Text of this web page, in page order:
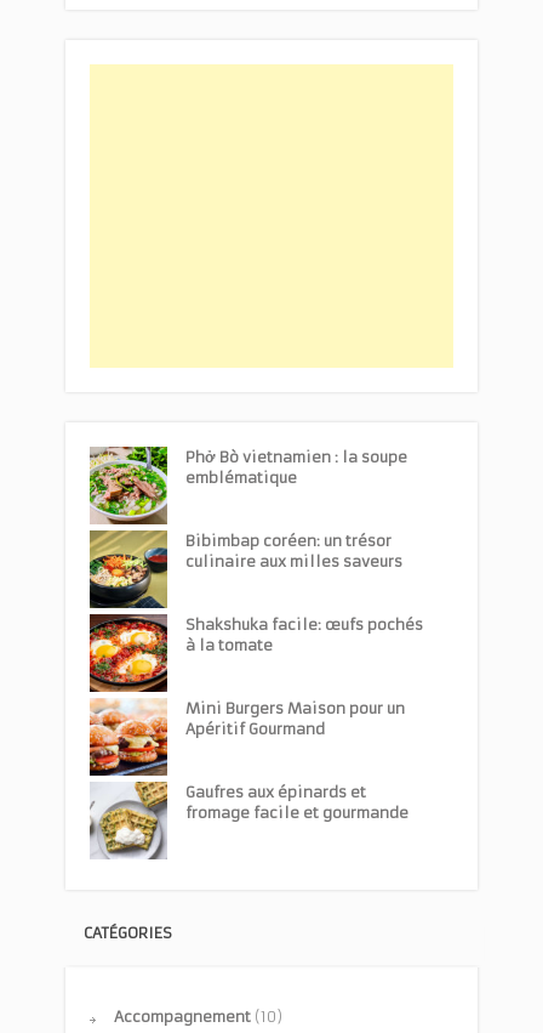
Phở Bò vietnamien : la soupe
emblématique
Bibimbap coréen: un trésor
culinaire aux milles saveurs
Shakshuka facile: œufs pochés
à la tomate
Mini Burgers Maison pour un
Apéritif Gourmand
Gaufres aux épinards et
fromage facile et gourmande
CATÉGORIES
Accompagnement (10)